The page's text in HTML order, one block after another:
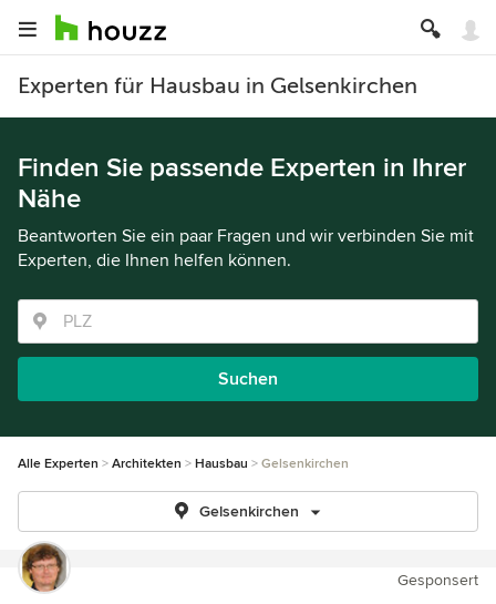
Experten für Hausbau in Gelsenkirchen
Finden Sie passende Experten in Ihrer
Nähe
Beantworten Sie ein paar Fragen und wir verbinden Sie mit
Experten, die Ihnen helfen können.
Suchen
Alle Experten Architekten Hausbau Gelsenkirchen
Gelsenkirchen
Gesponsert